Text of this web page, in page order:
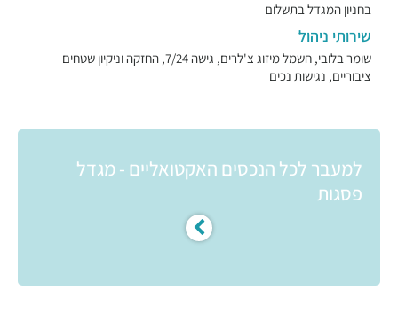
בחניון המגדל בתשלום
שירותי ניהול
שומר בלובי, חשמל מיזוג צ'לרים, גישה 7/24, החזקה וניקיון שטחים
ציבוריים, נגישות נכים
למעבר לכל הנכסים האקטואליים - מגדל
פסגות